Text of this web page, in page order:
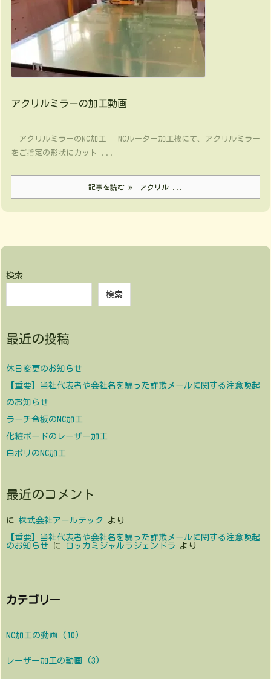
アクリルミラーの加工動画
アクリルミラーのNC加工 NCルーター加工機にて、アクリルミラー
をご指定の形状にカット ...
記事を読む アクリル ...
検索
検索
最近の投稿
休日変更のお知らせ
【重要】当社代表者や会社名を騙った詐欺メールに関する注意喚起
のお知らせ
ラーチ合板のNC加工
化粧ボードのレーザー加工
白ポリのNC加工
最近のコメント
に 株式会社アールテック より
【重要】当社代表者や会社名を騙った詐欺メールに関する注意喚起
のお知らせ に ロッカミジャルラジェンドラ より
カテゴリー
NC加工の動画 (10)
レーザー加工の動画 (3)